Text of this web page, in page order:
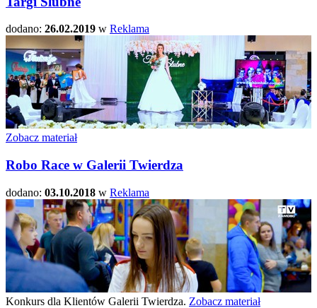
dodano: 26.02.2019 w Reklama
Zobacz materiał
Robo Race w Galerii Twierdza
dodano: 03.10.2018 w Reklama
Konkurs dla Klientów Galerii Twierdza. Zobacz materiał